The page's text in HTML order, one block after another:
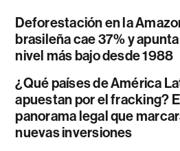
Deforestación en la
brasileña cae 37% y apunta
nivel más bajo desde 1988
¿Qué países de América
apuestan por el fracking?
panorama legal que
nuevas inversiones